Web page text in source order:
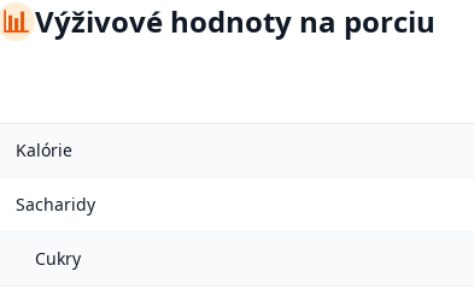
📊Výživové hodnoty na porciu
Kalórie
Sacharidy
Cukry